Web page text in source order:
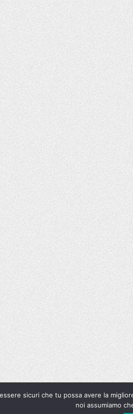
sicuri che tu possa avere la
noi assumiamo